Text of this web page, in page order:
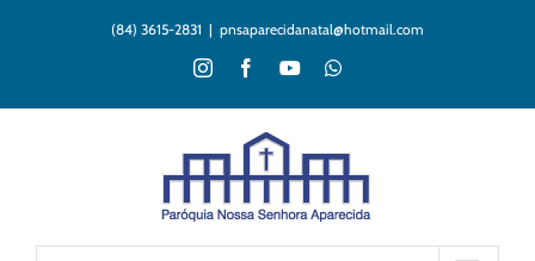
(84) 3615-2831 | pnsaparecidanatal@hotmail.com
InstagramFacebookYouTubeWhatsApp